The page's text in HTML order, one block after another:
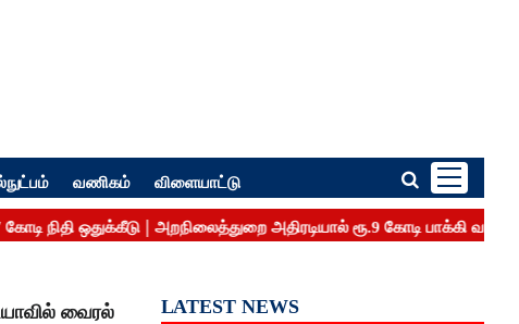
வணிகம் விளையாட்டு
வைரல்
LATEST NEWS